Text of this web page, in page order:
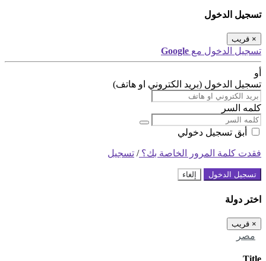
تسجيل الدخول
× قريب
تسجيل الدخول مع Google
أو
تسجيل الدخول (بريد الكتروني او هاتف)
كلمه السر
أبق تسجيل دخولي
فقدت كلمة المرور الخاصة بك؟/ تسجيل
تسجيل الدخول إلغاء
اختر دولة
× قريب
مصر
Title